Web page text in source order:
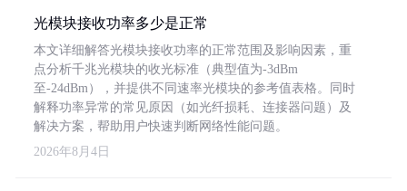
光模块接收功率多少是正常
本文详细解答光模块接收功率的正常范围及影响因素，重
点分析千兆光模块的收光标准（典型值为-3dBm
至-24dBm），并提供不同速率光模块的参考值表格。同时
解释功率异常的常见原因（如光纤损耗、连接器问题）及
解决方案，帮助用户快速判断网络性能问题。
2026年8月4日